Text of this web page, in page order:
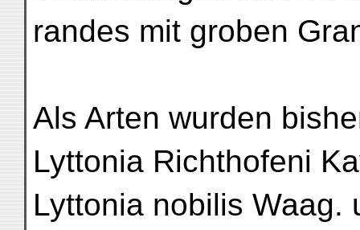
randes mit groben
Als Arten wurden
Lyttonia Richthofeni
Lyttonia nobilis Waag.